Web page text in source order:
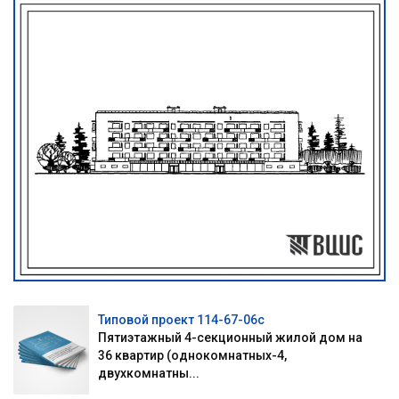
Типовой проект 114-67-06с
Пятиэтажный 4-секционный жилой дом на
36 квартир (однокомнатных-4,
двухкомнатны...